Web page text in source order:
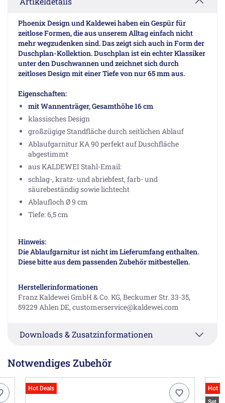
Phoenix Design und Kaldewei haben ein Gespür für
zeitlose Formen, die aus unserem Alltag einfach nicht
mehr wegzudenken sind. Das zeigt sich auch in Form der
Duschplan-Kollektion. Duschplan ist ein echter Klassiker
unter den Duschwannen und zeichnet sich durch
zeitloses Design mit einer Tiefe von nur 65 mm aus.
Eigenschaften:
mit Wannenträger, Gesamthöhe 16 cm
klassisches Design
großzügige Standfläche durch seitlichen Ablauf
Ablaufgarnitur KA 90 perfekt auf Duschfläche
abgestimmt
aus KALDEWEI Stahl-Email:
schlag-, kratz- und abriebfest, farb- und
säurebeständig sowie lichtecht
Ablaufloch Ø 9 cm
Tiefe: 6,5 cm
Hinweis:
Die Ablaufgarnitur ist nicht im Lieferumfang enthalten.
Diese bitte aus dem passenden Zubehör mitbestellen.
Herstellerinformationen
Franz Kaldewei GmbH & Co. KG, Beckumer Str. 33-35,
59229 Ahlen DE, customerservice@kaldewei.com
Downloads & Zusatzinformationen
Notwendiges Zubehör
Hot Deals
Hot